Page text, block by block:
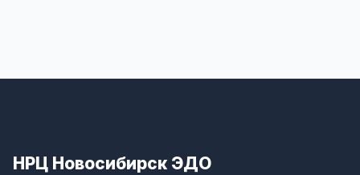
НРЦ Новосибирск ЭДО